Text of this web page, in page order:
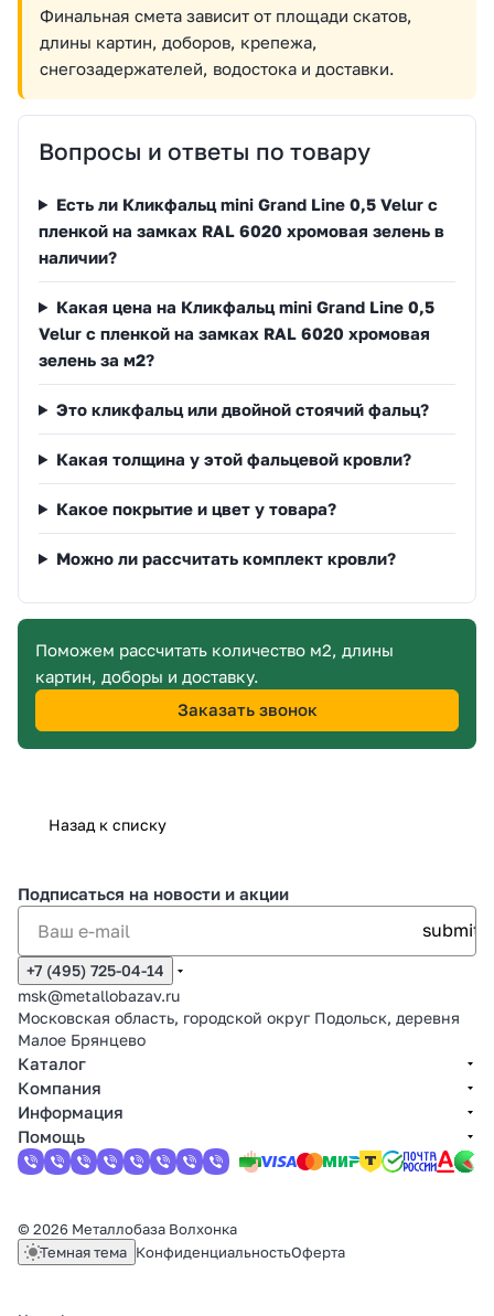
Финальная смета зависит от площади скатов,
длины картин, доборов, крепежа,
снегозадержателей, водостока и доставки.
Вопросы и ответы по товару
Есть ли Кликфальц mini Grand Line 0,5 Velur с
пленкой на замках RAL 6020 хромовая зелень в
наличии?
Какая цена на Кликфальц mini Grand Line 0,5
Velur с пленкой на замках RAL 6020 хромовая
зелень за м2?
Это кликфальц или двойной стоячий фальц?
Какая толщина у этой фальцевой кровли?
Какое покрытие и цвет у товара?
Можно ли рассчитать комплект кровли?
Поможем рассчитать количество м2, длины
картин, доборы и доставку.
Заказать звонок
Назад к списку
Подписаться на новости и акции
+7 (495) 725-04-14
msk@metallobazav.ru
Московская область, городской округ Подольск, деревня
Малое Брянцево
Каталог
Компания
Информация
Помощь
© 2026 Металлобаза Волхонка
Темная тема КонфиденциальностьОферта